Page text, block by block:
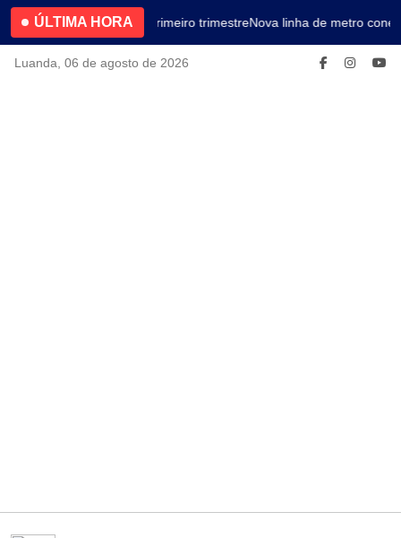
ÚLTIMA HORA4.2% no primeiro trimestreNova linha de metro
Luanda, 06 de agosto de 2026